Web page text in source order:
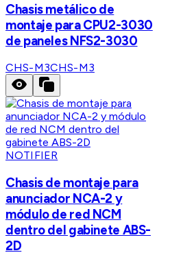
Chasis metálico de
montaje para CPU2-3030
de paneles NFS2-3030
CHS-M3CHS-M3
NOTIFIER
Chasis de montaje para
anunciador NCA-2 y
módulo de red NCM
dentro del gabinete ABS-
2D